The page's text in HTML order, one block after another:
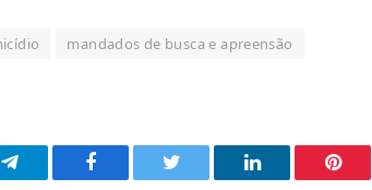
mandados de busca e apreensão
Telegram Facebook Twitter LinkedIn